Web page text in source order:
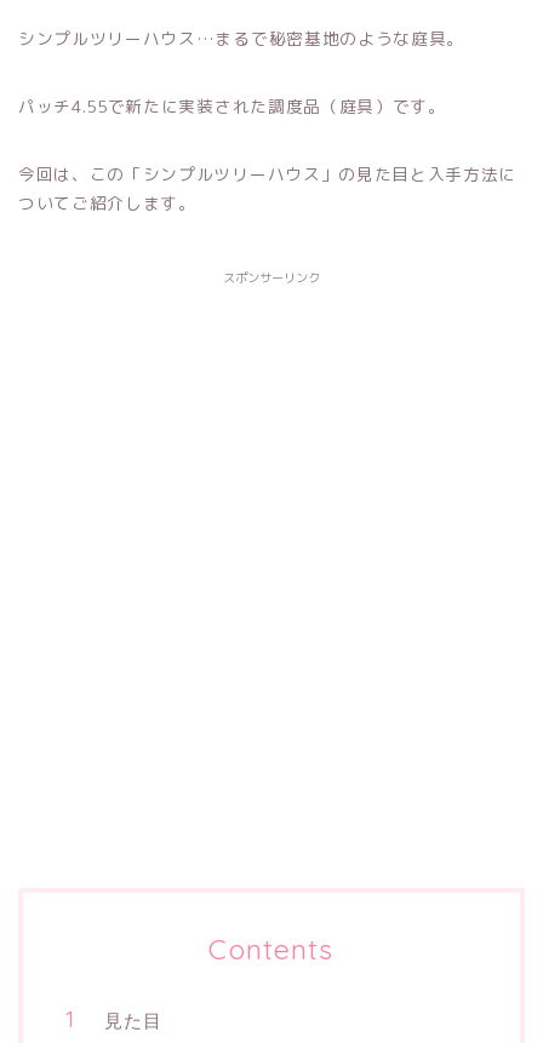
シンプルツリーハウス…まるで秘密基地のような庭具。
パッチ4.55で新たに実装された調度品（庭具）です。
今回は、この「シンプルツリーハウス」の見た目と入手方法に
ついてご紹介します。
スポンサーリンク
Contents
見た目